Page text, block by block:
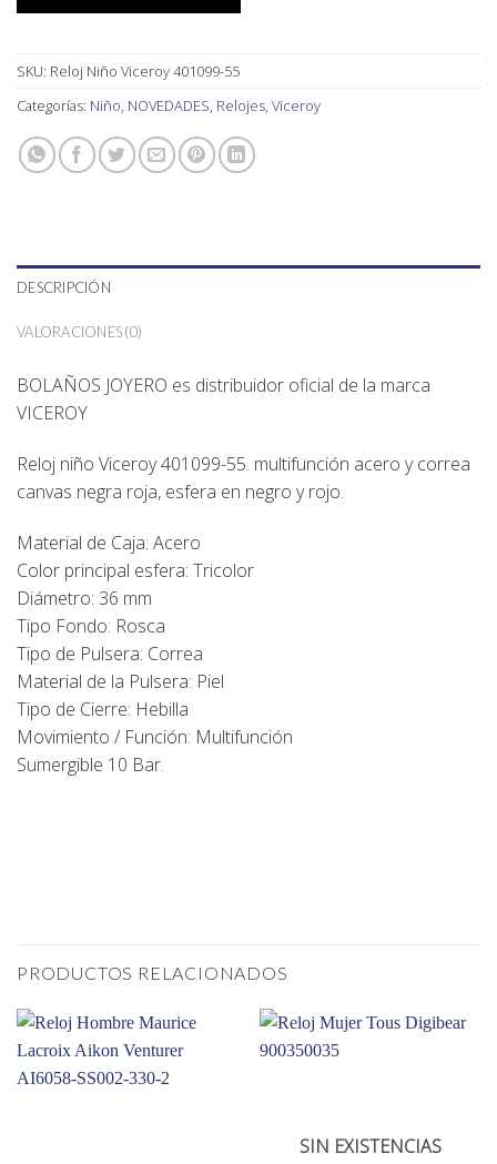
SKU: Reloj Niño Viceroy 401099-55
Categorías: Niño, NOVEDADES, Relojes, Viceroy
DESCRIPCIÓN
VALORACIONES (0)
BOLAÑOS JOYERO es distribuidor oficial de la marca
VICEROY
Reloj niño Viceroy 401099-55. multifunción acero y correa
canvas negra roja, esfera en negro y rojo.
Material de Caja: Acero
Color principal esfera: Tricolor
Diámetro: 36 mm
Tipo Fondo: Rosca
Tipo de Pulsera: Correa
Material de la Pulsera: Piel
Tipo de Cierre: Hebilla
Movimiento / Función: Multifunción
Sumergible 10 Bar.
PRODUCTOS RELACIONADOS
SIN EXISTENCIAS